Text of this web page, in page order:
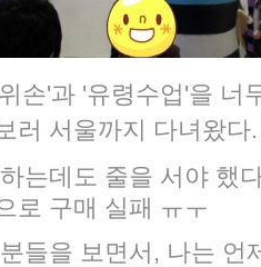
손'과 '유령수업'을 너
러 서울까지 다녀왔다.
는데도 줄을 서야 했
로 구매 실패 ㅠㅜ
들을 보면서, 나는 언